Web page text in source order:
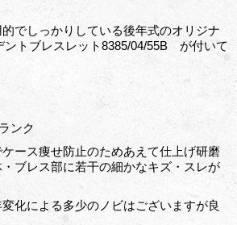
でしっかりしている後年式のオリジナ
ントブレスレット8385/04/55B が付いて
ンク
ース痩せ防止のためあえて仕上げ研磨
ブレス部に若干の細かなキズ・スレが
化による多少のノビはございますが良